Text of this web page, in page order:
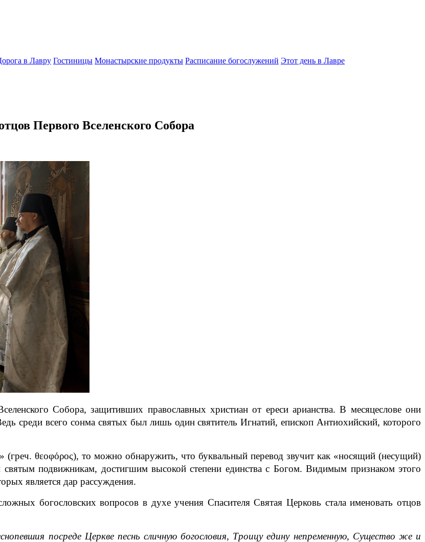
в Лавру Гостиницы Монастырские продукты Расписание богослужений Этот день в Лавре
Первого Вселенского Собора
Собора, защитивших православных христиан от ереси арианства. В месяцеслове они
среди всего сонма святых был лишь один святитель Игнатий, епископ Антиохийский, которого
(греч. θεοφόρος), то можно обнаружить, что буквальный перевод звучит как «носящий (несущий)
святым подвижникам, достигшим высокой степени единства с Богом. Видимым признаком этого
является дар рассуждения.
богословских вопросов в духе учения Спасителя Святая Церковь стала именовать отцов
посреде Церкве песнь сличную богословия, Троицу едину непременную, Существо же и